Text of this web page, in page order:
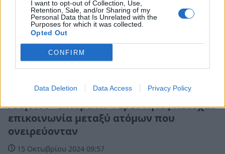
I want to opt-out of Collection, Use,
Retention, Sale, and/or Sharing of my
Personal Data that Is Unrelated with the
Purposes for which it was collected.
Opted Out
CONFIRM
Data Deletion Data Access Privacy Policy
Κόσμος
Αληθινό «Inception»: Ερευνητές πέτυχαν
επικοινωνία μεταξύ ατόμων που
ονειρεύονταν
15 Οκτωβρίου 2024 09:57